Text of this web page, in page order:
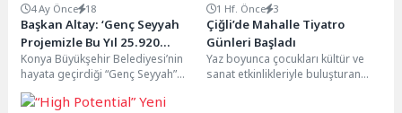
4 Ay Önce 18
Başkan Altay: ‘Genç Seyyah
Projemizle Bu Yıl 25.920
Öğrencimizi Daha İstanbul ile
Buluşturacağız’
Konya Büyükşehir Belediyesi’nin
hayata geçirdiği “Genç Seyyah”
projesi kapsamında Konya’nın 31
ilçesindeki 11. Sınıf öğrencilerine...
1 Hf. Önce 3
Çiğli’de Mahalle Tiyatro
Günleri Başladı
Yaz boyunca çocukları kültür ve
sanat etkinlikleriyle buluşturan